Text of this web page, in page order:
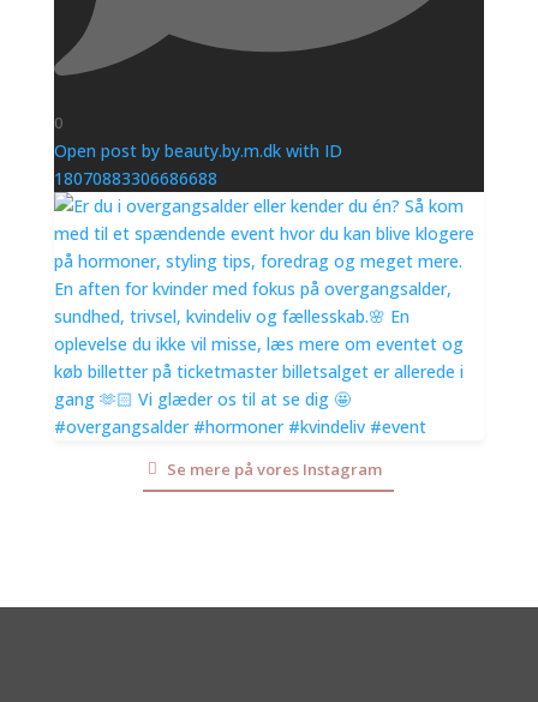
0
Open post by beauty.by.m.dk with ID
18070883306686688
Se mere på vores Instagram